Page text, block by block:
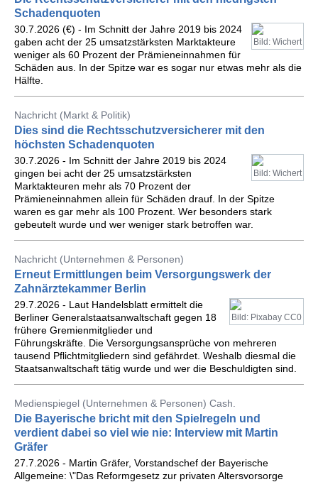
Schadenquoten
Bild: Wichert
30.7.2026 (€) - Im Schnitt der Jahre 2019 bis 2024
gaben acht der 25 umsatzstärksten Marktakteure
weniger als 60 Prozent der Prämieneinnahmen für
Schäden aus. In der Spitze war es sogar nur etwas mehr als die
Hälfte.
Nachricht (Markt & Politik)
Dies sind die Rechtsschutzversicherer mit den
höchsten Schadenquoten
Bild: Wichert
30.7.2026 - Im Schnitt der Jahre 2019 bis 2024
gingen bei acht der 25 umsatzstärksten
Marktakteuren mehr als 70 Prozent der
Prämieneinnahmen allein für Schäden drauf. In der Spitze
waren es gar mehr als 100 Prozent. Wer besonders stark
gebeutelt wurde und wer weniger stark betroffen war.
Nachricht (Unternehmen & Personen)
Erneut Ermittlungen beim Versorgungswerk der
Zahnärztekammer Berlin
Bild: Pixabay CC0
29.7.2026 - Laut Handelsblatt ermittelt die
Berliner Generalstaatsanwaltschaft gegen 18
frühere Gremienmitglieder und
Führungskräfte. Die Versorgungsansprüche von mehreren
tausend Pflichtmitgliedern sind gefährdet. Weshalb diesmal die
Staatsanwaltschaft tätig wurde und wer die Beschuldigten sind.
Medienspiegel (Unternehmen & Personen) Cash.
Die Bayerische bricht mit den Spielregeln und
verdient dabei so viel wie nie: Interview mit Martin
Gräfer
27.7.2026 - Martin Gräfer, Vorstandschef der Bayerische
Allgemeine: \"Das Reformgesetz zur privaten Altersvorsorge